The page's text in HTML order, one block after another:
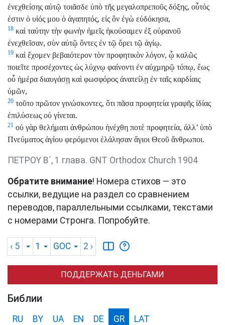
ἐνεχθείσης αὐτῷ τοιᾶσδε ὑπὸ τῆς μεγαλοπρεποῦς δόξης, οὗτός
ἐστιν ὁ υἱός μου ὁ ἀγαπητός, εἰς ὃν ἐγὼ εὐδόκησα,
18 καὶ ταύτην τὴν φωνὴν ἡμεῖς ἠκούσαμεν ἐξ οὐρανοῦ
ἐνεχθεῖσαν, σὺν αὐτῷ ὄντες ἐν τῷ ὄρει τῷ ἁγίῳ.
19 καὶ ἔχομεν βεβαιότερον τὸν προφητικὸν λόγον, ᾧ καλῶς
ποιεῖτε προσέχοντες ὡς λύχνῳ φαίνοντι ἐν αὐχμηρῷ τόπῳ, ἕως
οὗ ἡμέρα διαυγάσῃ καὶ φωσφόρος ἀνατείλῃ ἐν ταῖς καρδίαις
ὑμῶν,
20 τοῦτο πρῶτον γινώσκοντες, ὅτι πᾶσα προφητεία γραφῆς ἰδίας
ἐπιλύσεως οὐ γίνεται.
21 οὐ γὰρ θελήματι ἀνθρώπου ἠνέχθη ποτὲ προφητεία, ἀλλ’ ὑπὸ
Πνεύματος ἁγίου φερόμενοι ἐλάλησαν ἅγιοι Θεοῦ ἄνθρωποι.
ΠΕΤΡΟΥ Β΄, 1 глава. GNT Orthodox Church 1904
Обратите внимание! Номера стихов — это
ссылки, ведущие на раздел со сравнением
переводов, параллельными ссылками, текстами
с номерами Стронга. Попробуйте.
‹ 5 1 GOC 2 ›
ПОДДЕРЖАТЬ ДЕНЬГАМИ
Библии
RU BY UA EN DE GR LAT